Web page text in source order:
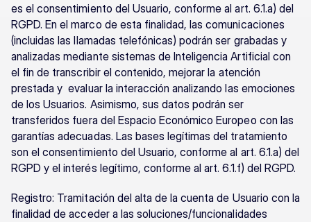
es el consentimiento del Usuario, conforme al art. 6.1.a) del
RGPD. En el marco de esta finalidad, las comunicaciones
(incluidas las llamadas telefónicas) podrán ser grabadas y
analizadas mediante sistemas de Inteligencia Artificial con
el fin de transcribir el contenido, mejorar la atención
prestada y  evaluar la interacción analizando las emociones
de los Usuarios. Asimismo, sus datos podrán ser
transferidos fuera del Espacio Económico Europeo con las
garantías adecuadas. Las bases legítimas del tratamiento
son el consentimiento del Usuario, conforme al art. 6.1.a) del
RGPD y el interés legítimo, conforme al art. 6.1.f) del RGPD.
Registro: Tramitación del alta de la cuenta de Usuario con la
finalidad de acceder a las soluciones/funcionalidades